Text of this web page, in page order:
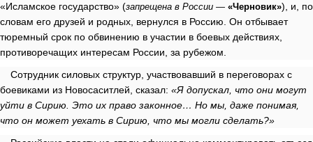
«Исламское государство» (запрещена в России — «Черновик») , и, по
словам его друзей и родных, вернулся в Россию. Он отбывает
тюремный срок по обвинению в участии в боевых действиях,
противоречащих интересам России, за рубежом.
Сотрудник силовых структур, участвовавший в переговорах с
боевиками из Новосаситлей, сказал: «Я допускал, что они могут
уйти в Сирию. Это их право законное… Но мы, даже понимая,
что он может уехать в Сирию, что мы могли сделать?»